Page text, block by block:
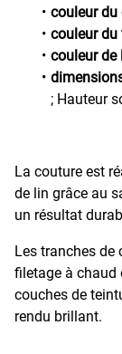
couleur du
couleur du
couleur de
; Hauteur
La couture est
de lin grâce au
un résultat
Les tranches de
filetage à chaud
couches de
rendu brillant.